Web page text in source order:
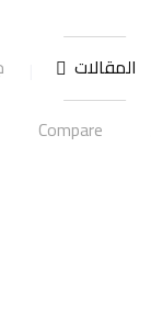
المقالات
Compare